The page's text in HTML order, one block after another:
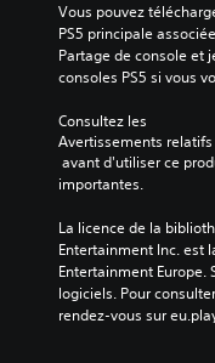
Vous pouvez
PS5 principale
Partage de console et
consoles PS5 si vous
Consultez les
Avertissements
importantes.
La licence de la
Entertainment Inc. est
Entertainment Europe.
logiciels. Pour
rendez-vous sur